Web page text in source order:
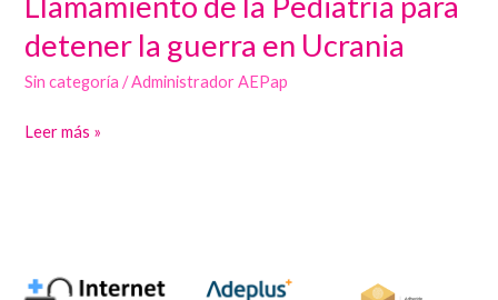
detener la guerra en Ucrania
Sin categoría /Administrador AEPap
la
Pediatría
detener
Leer más »